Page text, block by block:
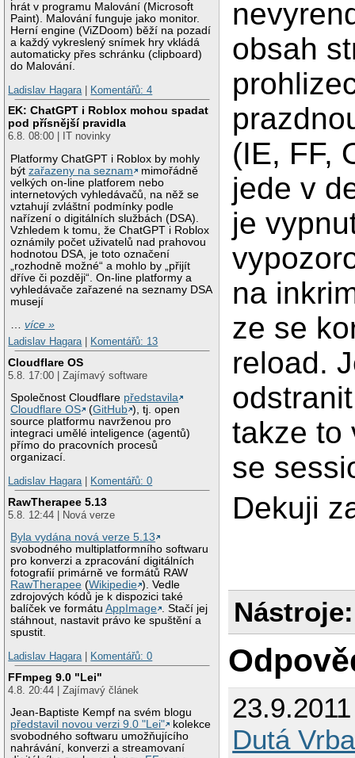
hrát v programu Malování (Microsoft
Paint). Malování funguje jako monitor.
Herní engine (ViZDoom) běží na pozadí
a každý vykreslený snímek hry vkládá
automaticky přes schránku (clipboard)
do Malování.
Ladislav Hagara | Komentářů: 4
EK: ChatGPT i Roblox mohou spadat
pod přísnější pravidla
6.8. 08:00 | IT novinky
Platformy ChatGPT i Roblox by mohly
býtzařazeny na seznam
mimořádně
velkých on-line platforem nebo
internetových vyhledávačů, na něž se
vztahují zvláštní podmínky podle
nařízení o digitálních službách (DSA).
Vzhledem k tomu, že ChatGPT i Roblox
oznámily počet uživatelů nad prahovou
hodnotou DSA, je toto označení
„rozhodně možné“ a mohlo by „přijít
dříve či později“. On-line platformy a
vyhledávače zařazené na seznamy DSA
musejí
…více »
Ladislav Hagara| Komentářů: 13
Cloudflare OS
5.8. 17:00 | Zajímavý software
Společnost Cloudflare představila
Cloudflare OS
(GitHub ), tj. open
source platformu navrženou pro
integraci umělé inteligence (agentů)
přímo do pracovních procesů
organizací.
Ladislav Hagara| Komentářů: 0
RawTherapee 5.13
5.8. 12:44 | Nová verze
Byla vydána nová verze 5.13
svobodného multiplatformního softwaru
pro konverzi a zpracování digitálních
fotografií primárně ve formátů RAW
RawTherapee (Wikipedie ). Vedle
zdrojových kódů je k dispozici také
balíček ve formátuAppImage . Stačí jej
stáhnout, nastavit právo ke spuštění a
spustit.
Ladislav Hagara| Komentářů: 0
FFmpeg 9.0 "Lei"
4.8. 20:44 | Zajímavý článek
Jean-Baptiste Kempf na svém blogu
představil novou verzi 9.0 "Lei"
kolekce
svobodného softwaru umožňujícího
nahrávání, konverzi a streamovaní
obsah
(IE, FF,
jede v
je
na
ze se
reload.
takze to
se
Dekuji
Nástroje:
Dutá